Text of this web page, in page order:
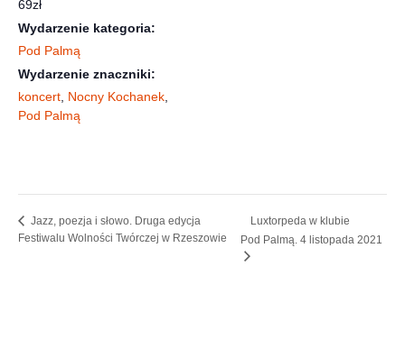
69zł
Wydarzenie kategoria:
Pod Palmą
Wydarzenie znaczniki:
koncert Nocny Kochanek
Pod Palmą
Jazz, poezja i słowo. Druga edycja
Festiwalu Wolności Twórczej w Rzeszowie
Luxtorpeda w klubie
Pod Palmą. 4 listopada 2021